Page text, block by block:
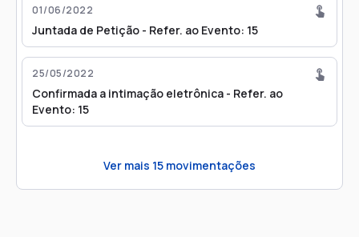
01/06/2022
Juntada de Petição - Refer. ao Evento: 15
25/05/2022
Confirmada a intimação eletrônica - Refer. ao
Evento: 15
Ver mais 15 movimentações